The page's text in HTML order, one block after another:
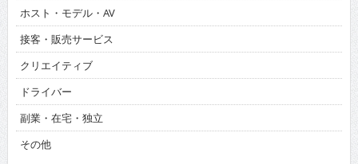
ホスト・モデル・AV
接客・販売サービス
クリエイティブ
ドライバー
副業・在宅・独立
その他